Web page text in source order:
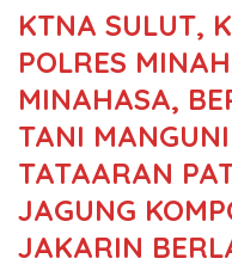
KTNA SULUT,
POLRES
MINAHASA,
TANI
TATAARAN
JAGUNG
JAKARIN